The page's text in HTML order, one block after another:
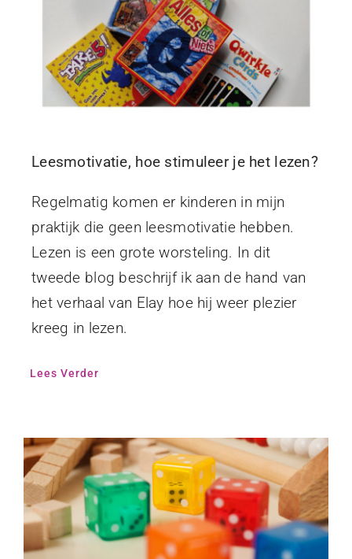
Leesmotivatie, hoe stimuleer je het lezen?
Regelmatig komen er kinderen in mijn
praktijk die geen leesmotivatie hebben.
Lezen is een grote worsteling. In dit
tweede blog beschrijf ik aan de hand van
het verhaal van Elay hoe hij weer plezier
kreeg in lezen.
Lees Verder